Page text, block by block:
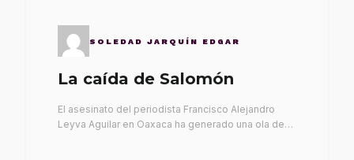
SOLEDAD JARQUÍN EDGAR
La caída de Salomón
El asesinato del periodista Francisco Alejandro
Leyva Aguilar en Oaxaca ha generado una ola de…